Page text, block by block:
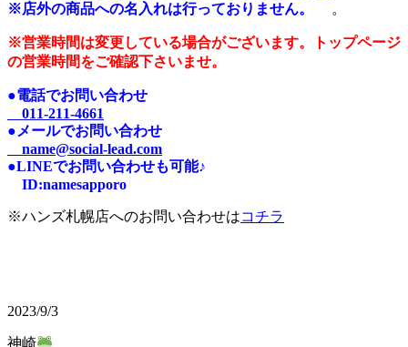
※店外の商品への名入れは行っておりません。
。
※営業時間は変更している場合がございます。トップページ
の営業時間をご確認下さいませ。
●電話でお問い合わせ
011-211-4661
●メールでお問い合わせ
name@social-lead.com
●LINEでお問い合わせも可能♪
ID:namesapporo
※ハンズ札幌店へのお問い合わせはコチラ
2023/9/3
神崎